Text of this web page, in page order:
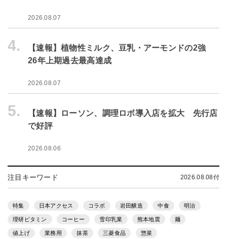
2026.08.07
4.
【速報】植物性ミルク、豆乳・アーモンドの2強
26年上期過去最高達成
2026.08.07
5.
【速報】ローソン、調理ロボ導入店を拡大 先行店
で好評
2026.08.06
注目キーワード 2026.08.08付
特集 日本アクセス コラボ 岩田醸造 中食 明治
理研ビタミン コーヒー 雪印乳業 熊本地震 麺
値上げ 業務用 抹茶 三菱食品 惣菜